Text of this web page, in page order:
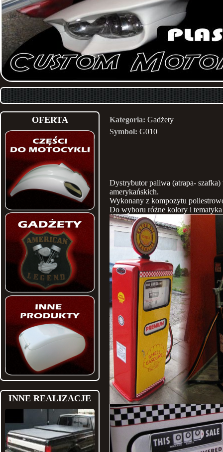
OFERTA
INNE REALIZACJE
Kategoria: Gadżety
Symbol: G010
Dystrybutor paliwa (atrapa-
amerykańskich.
Wykonany z kompozytu
Do wyboru różne kolory i